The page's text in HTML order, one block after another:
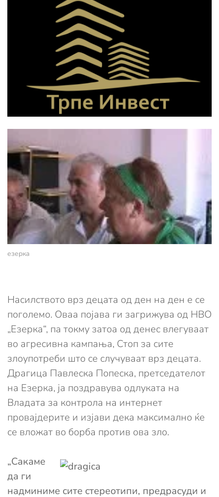
езерка
Насилството врз децата од ден на ден е се
поголемо. Оваа појава ги загрижува од НВО
„Езерка“, па токму затоа од денес влегуваат
во агресивна кампања, Стоп за сите
злоупотреби што се случуваат врз децата.
Драгица Павлеска Попеска, претседателот
на Езерка, ја поздравува одлуката на
Владата за контрола на интернет
провајдерите и изјави дека максимално ќе
се вложат во борба против ова зло.
„Сакаме
да ги
надминиме сите стереотипи, предрасуди и